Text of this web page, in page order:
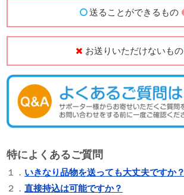
送ることができるもの
お送りいただけないもの
特によくあるご質問
１． いきなり品物を送っても大丈夫ですか？
２．直接持込は可能ですか？